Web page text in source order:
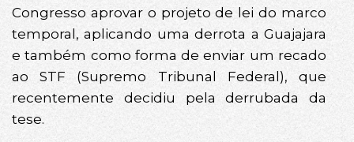
Congresso aprovar o projeto de lei do marco
temporal, aplicando uma derrota a Guajajara
e também como forma de enviar um recado
ao STF (Supremo Tribunal Federal), que
recentemente decidiu pela derrubada da
tese.